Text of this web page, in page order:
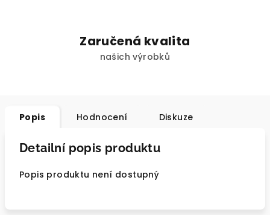
Zaručená kvalita
našich výrobků
Popis Hodnocení Diskuze
Detailní popis produktu
Popis produktu není dostupný